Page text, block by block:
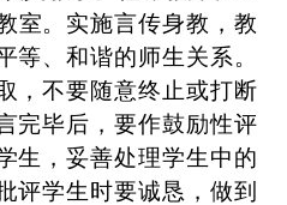
室。 实施言传身教，教
等、和谐的师生关系。
，不要随意终止或打断
完毕后，要作鼓励性评
生，妥善处理学生中的
评学生时要诚恳，做到